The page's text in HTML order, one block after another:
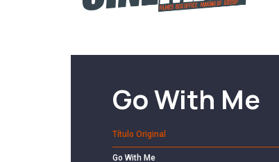
Go With Me
Título Original
Go With Me